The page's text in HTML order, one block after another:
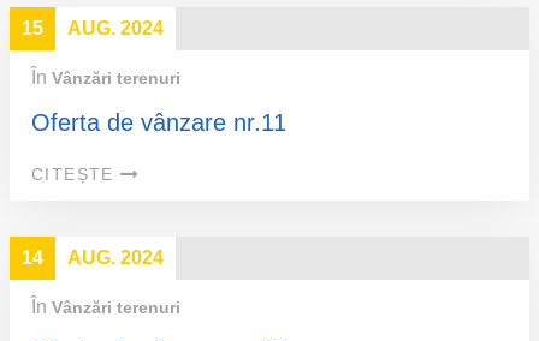
15 AUG. 2024
În Vânzări terenuri
Oferta de vânzare nr.11
CITEȘTE
14 AUG. 2024
În Vânzări terenuri